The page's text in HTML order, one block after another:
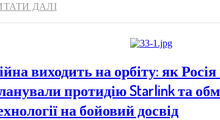
ДАЛІ
виходить на орбіту: як
протидію Starlink та
на бойовий досвід